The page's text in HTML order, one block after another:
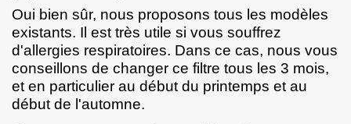
Oui bien sûr, nous proposons tous les modèles
existants. Il est très utile si vous souffrez
d'allergies respiratoires. Dans ce cas, nous vous
conseillons de changer ce filtre tous les 3 mois,
et en particulier au début du printemps et au
début de l'automne.